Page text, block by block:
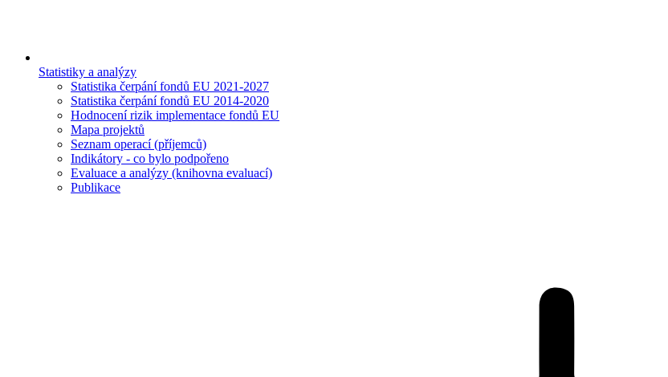
Statistiky a analýzy
Statistika čerpání fondů EU 2021-2027
Statistika čerpání fondů EU 2014-2020
Hodnocení rizik implementace fondů EU
Mapa projektů
Seznam operací (příjemců)
Indikátory - co bylo podpořeno
Evaluace a analýzy (knihovna evaluací)
Publikace